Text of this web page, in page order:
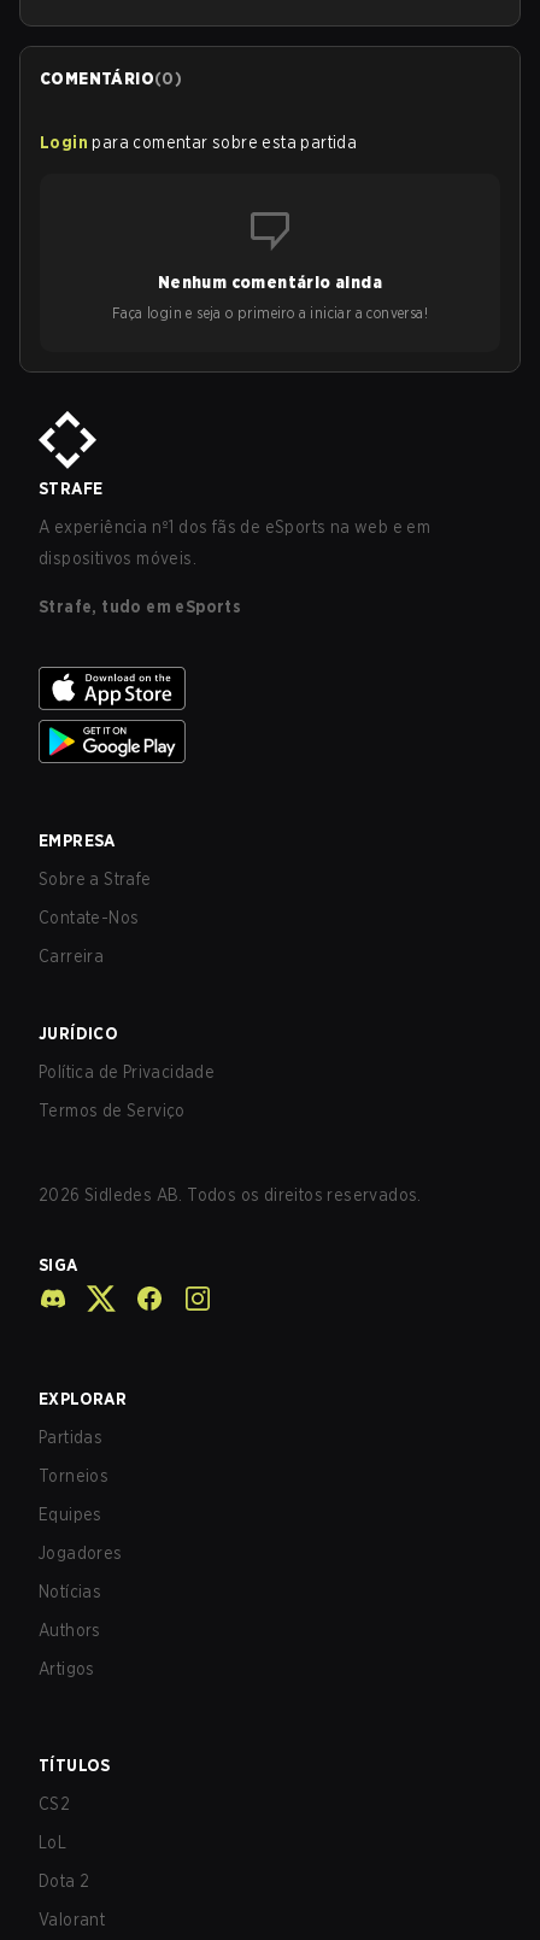
COMENTÁRIO(0)
Login para comentar sobre esta partida
Nenhum comentário ainda
Faça login e seja o primeiro a iniciar a conversa!
STRAFE
A experiência nº1 dos fãs de eSports na web e em
dispositivos móveis.
Strafe, tudo em eSports
EMPRESA
Sobre a Strafe
Contate-Nos
Carreira
JURÍDICO
Política de Privacidade
Termos de Serviço
2026 Sidledes AB. Todos os direitos reservados.
SIGA
EXPLORAR
Partidas
Torneios
Equipes
Jogadores
Notícias
Authors
Artigos
TÍTULOS
CS2
LoL
Dota 2
Valorant